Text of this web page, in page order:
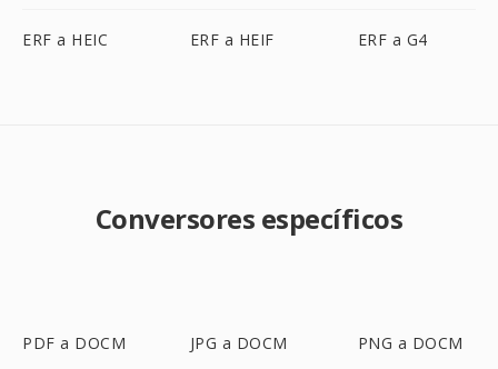
ERF a HEIC ERF a HEIF ERF a G4
Conversores específicos
PDF a DOCM JPG a DOCM PNG a DOCM